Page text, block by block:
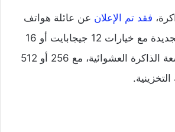
فقد تم الإعلان عن عائلة هواتف
Honor 300 Pro الجديدة مع خيارات 12 جيجابايت أو 16
جيجابايت رام من سعة الذاكرة العشوائية، مع 256 أو 512